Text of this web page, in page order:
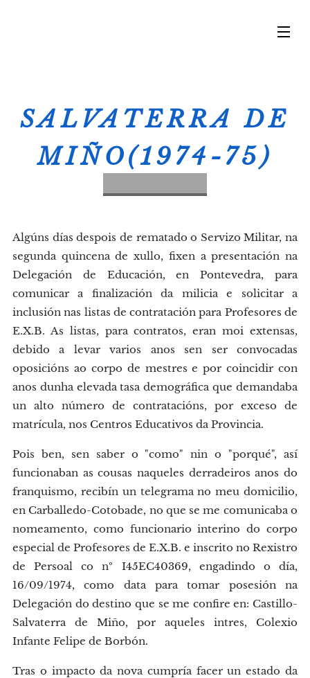
SALVATERRA DE
MIÑO(1974-75)
Algúns días despois de rematado o Servizo Militar, na
segunda quincena de xullo, fixen a presentación na
Delegación de Educación, en Pontevedra, para
comunicar a finalización da milicia e solicitar a
inclusión nas listas de contratación para Profesores de
E.X.B. As listas, para contratos, eran moi extensas,
debido a levar varios anos sen ser convocadas
oposicións ao corpo de mestres e por coincidir con
anos dunha elevada tasa demográfica que demandaba
un alto número de contratacións, por exceso de
matrícula, nos Centros Educativos da Provincia.
Pois ben, sen saber o "como" nin o "porqué", así
funcionaban as cousas naqueles derradeiros anos do
franquismo, recibín un telegrama no meu domicilio,
en Carballedo-Cotobade, no que se me comunicaba o
nomeamento, como funcionario interino do corpo
especial de Profesores de E.X.B. e inscrito no Rexistro
de Persoal co nº I45EC40369, engadindo o día,
16/09/1974, como data para tomar posesión na
Delegación do destino que se me confire en: Castillo-
Salvaterra de Miño, por aqueles intres, Colexio
Infante Felipe de Borbón.
Tras o impacto da nova cumpría facer un estado da